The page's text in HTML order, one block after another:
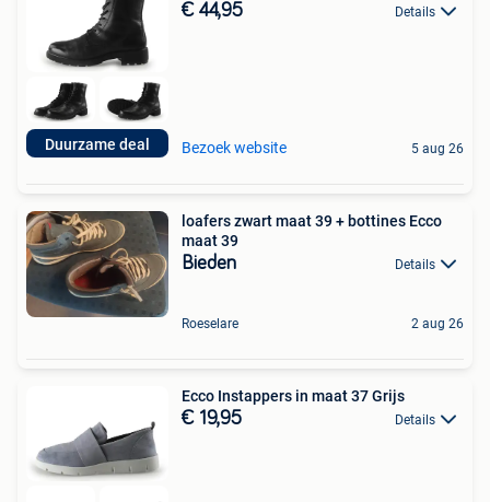
Duurzame deal
€ 44,95 Details
Bezoek website 5 aug 26
loafers zwart maat 39 + bottines Ecco
maat 39
Bieden Details
Roeselare 2 aug 26
Ecco Instappers in maat 37 Grijs
€ 19,95 Details